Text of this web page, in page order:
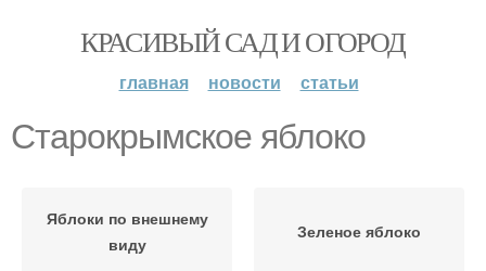
КРАСИВЫЙ САД И ОГОРОД
главная новости статьи
Старокрымское яблоко
Яблоки по внешнему
виду
Зеленое яблоко